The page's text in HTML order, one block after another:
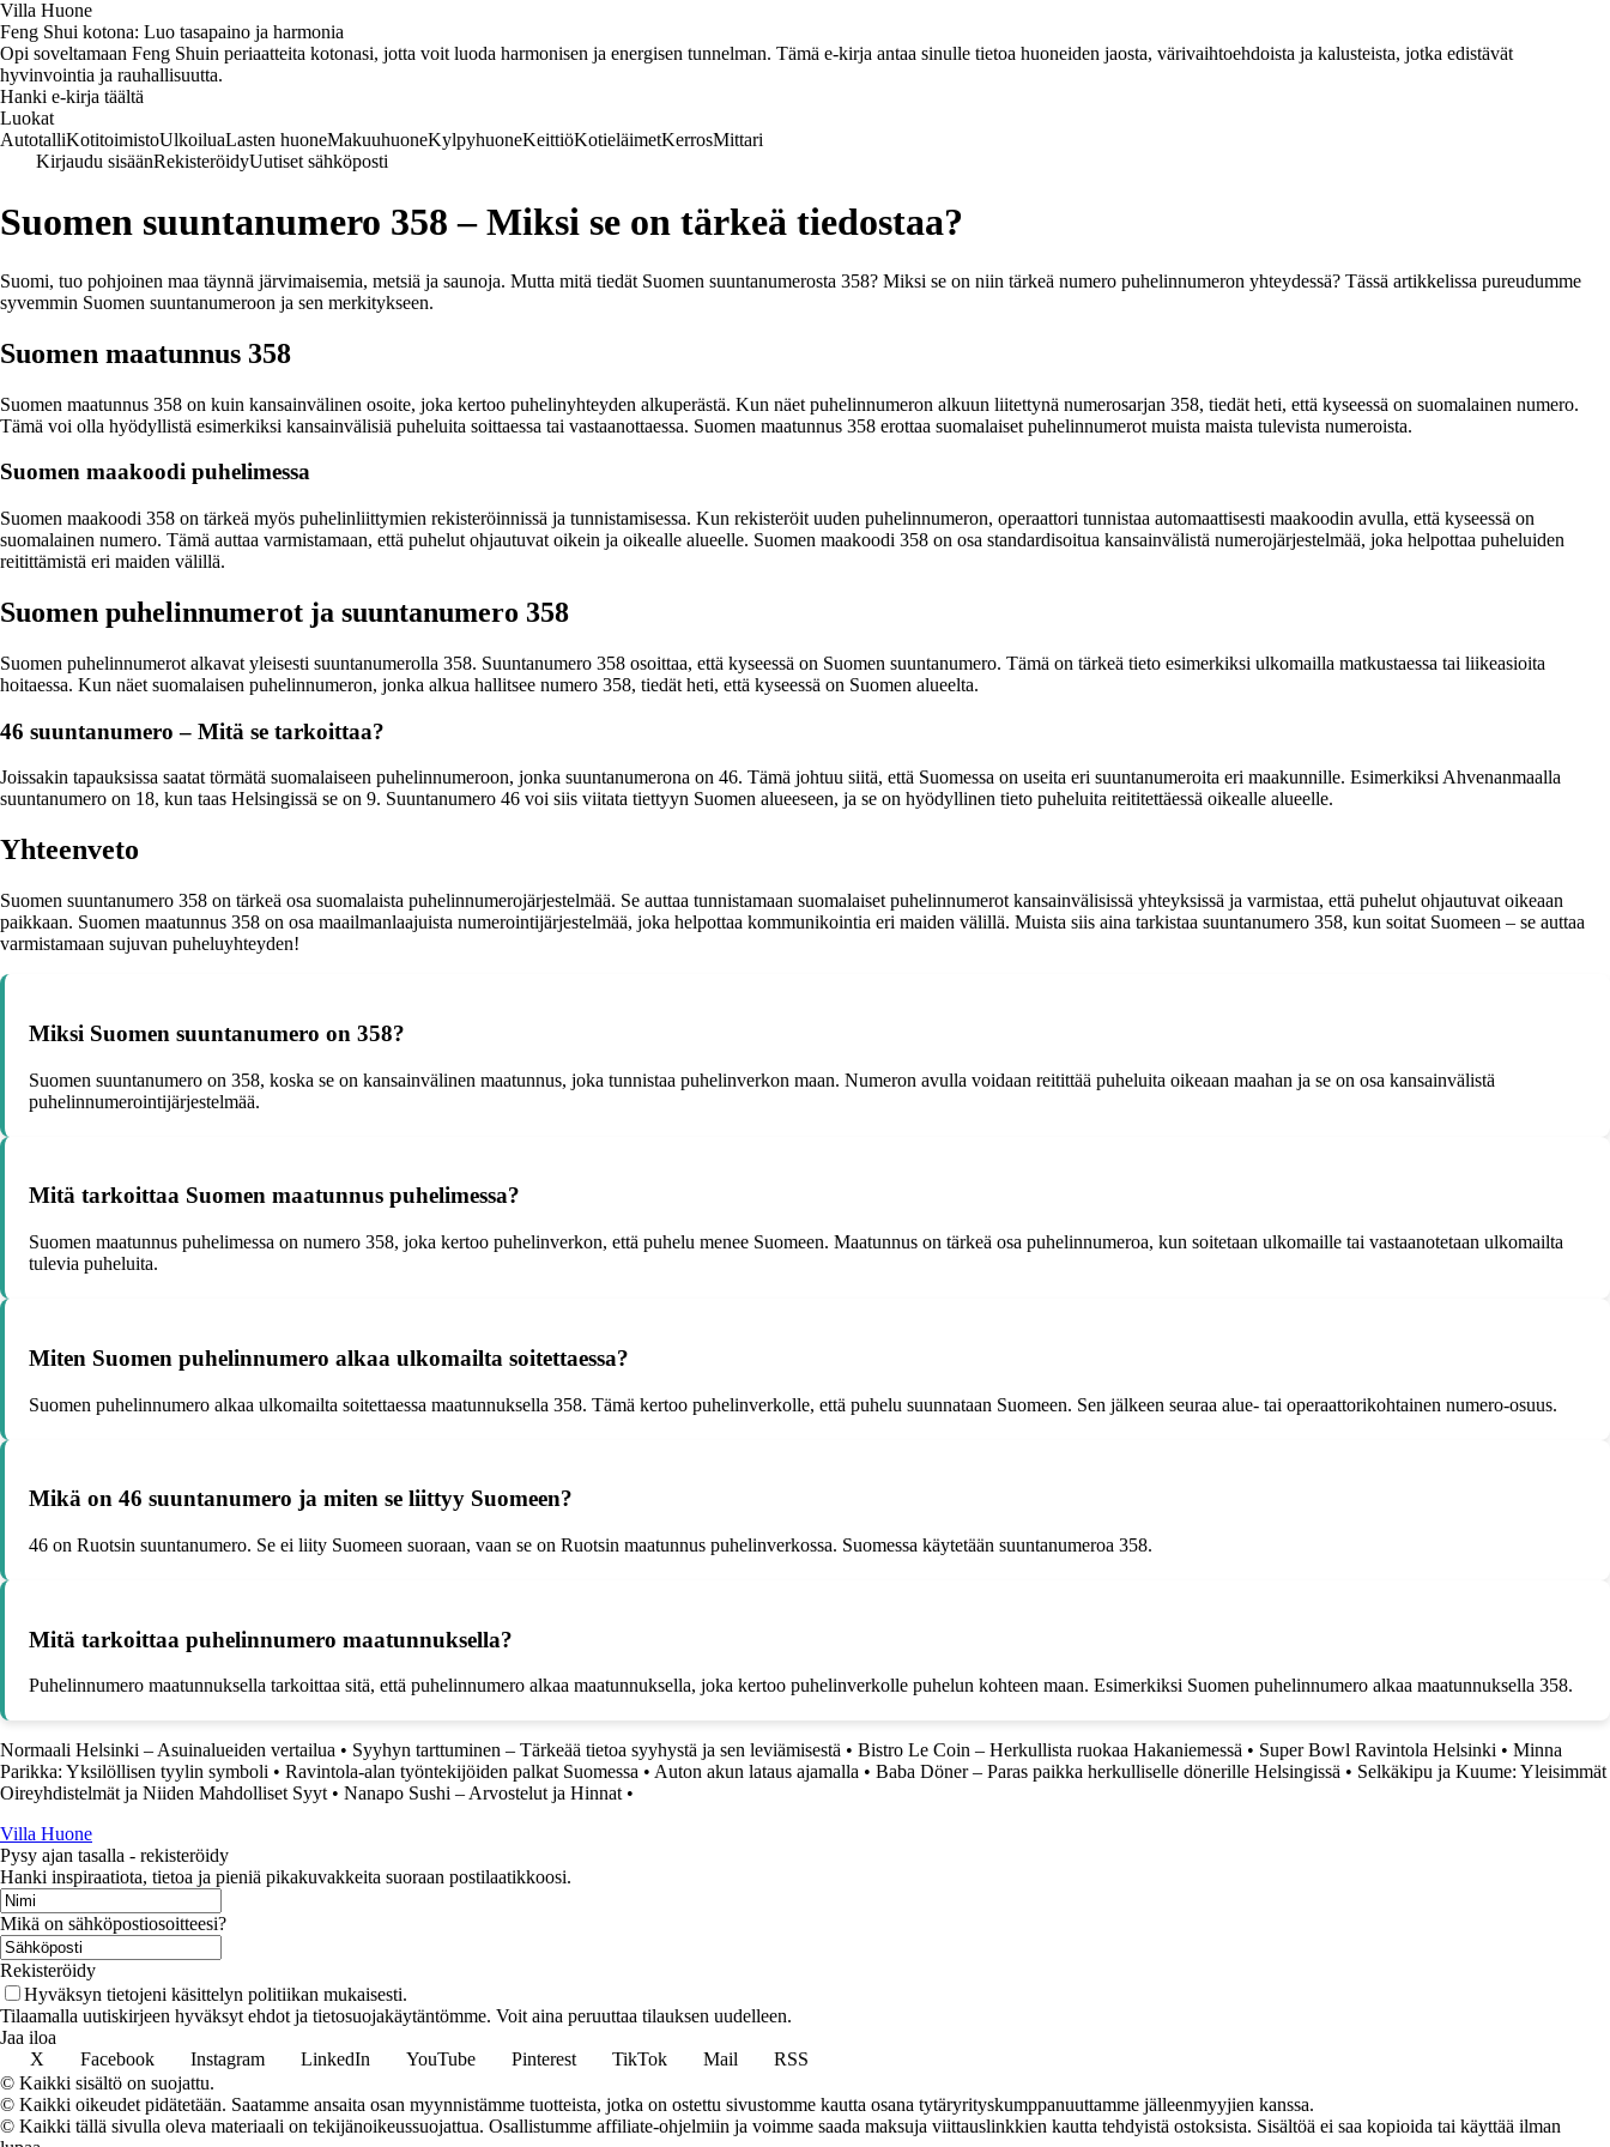
Villa Huone
Feng Shui kotona: Luo tasapaino ja harmonia
Opi soveltamaan Feng Shuin periaatteita kotonasi, jotta voit luoda harmonisen ja energisen tunnelman. Tämä e-kirja antaa sinulle tietoa huoneiden jaosta, värivaihtoehdoista ja kalusteista, jotka edistävät
hyvinvointia ja rauhallisuutta.
Hanki e-kirja täältä
Luokat
AutotalliKotitoimistoUlkoiluaLasten huoneMakuuhuoneKylpyhuoneKeittiöKotieläimetKerrosMittari
Kirjaudu sisäänRekisteröidyUutiset sähköposti
Suomen suuntanumero 358 – Miksi se on tärkeä tiedostaa?
Suomi, tuo pohjoinen maa täynnä järvimaisemia, metsiä ja saunoja. Mutta mitä tiedät Suomen suuntanumerosta 358? Miksi se on niin tärkeä numero puhelinnumeron yhteydessä? Tässä artikkelissa pureudumme
syvemmin Suomen suuntanumeroon ja sen merkitykseen.
Suomen maatunnus 358
Suomen maatunnus 358 on kuin kansainvälinen osoite, joka kertoo puhelinyhteyden alkuperästä. Kun näet puhelinnumeron alkuun liitettynä numerosarjan 358, tiedät heti, että kyseessä on suomalainen numero.
Tämä voi olla hyödyllistä esimerkiksi kansainvälisiä puheluita soittaessa tai vastaanottaessa. Suomen maatunnus 358 erottaa suomalaiset puhelinnumerot muista maista tulevista numeroista.
Suomen maakoodi puhelimessa
Suomen maakoodi 358 on tärkeä myös puhelinliittymien rekisteröinnissä ja tunnistamisessa. Kun rekisteröit uuden puhelinnumeron, operaattori tunnistaa automaattisesti maakoodin avulla, että kyseessä on
suomalainen numero. Tämä auttaa varmistamaan, että puhelut ohjautuvat oikein ja oikealle alueelle. Suomen maakoodi 358 on osa standardisoitua kansainvälistä numerojärjestelmää, joka helpottaa puheluiden
reitittämistä eri maiden välillä.
Suomen puhelinnumerot ja suuntanumero 358
Suomen puhelinnumerot alkavat yleisesti suuntanumerolla 358. Suuntanumero 358 osoittaa, että kyseessä on Suomen suuntanumero. Tämä on tärkeä tieto esimerkiksi ulkomailla matkustaessa tai liikeasioita
hoitaessa. Kun näet suomalaisen puhelinnumeron, jonka alkua hallitsee numero 358, tiedät heti, että kyseessä on Suomen alueelta.
46 suuntanumero – Mitä se tarkoittaa?
Joissakin tapauksissa saatat törmätä suomalaiseen puhelinnumeroon, jonka suuntanumerona on 46. Tämä johtuu siitä, että Suomessa on useita eri suuntanumeroita eri maakunnille. Esimerkiksi Ahvenanmaalla
suuntanumero on 18, kun taas Helsingissä se on 9. Suuntanumero 46 voi siis viitata tiettyyn Suomen alueeseen, ja se on hyödyllinen tieto puheluita reititettäessä oikealle alueelle.
Yhteenveto
Suomen suuntanumero 358 on tärkeä osa suomalaista puhelinnumerojärjestelmää. Se auttaa tunnistamaan suomalaiset puhelinnumerot kansainvälisissä yhteyksissä ja varmistaa, että puhelut ohjautuvat oikeaan
paikkaan. Suomen maatunnus 358 on osa maailmanlaajuista numerointijärjestelmää, joka helpottaa kommunikointia eri maiden välillä. Muista siis aina tarkistaa suuntanumero 358, kun soitat Suomeen – se auttaa
varmistamaan sujuvan puheluyhteyden!
Miksi Suomen suuntanumero on 358?
Suomen suuntanumero on 358, koska se on kansainvälinen maatunnus, joka tunnistaa puhelinverkon maan. Numeron avulla voidaan reitittää puheluita oikeaan maahan ja se on osa kansainvälistä
puhelinnumerointijärjestelmää.
Mitä tarkoittaa Suomen maatunnus puhelimessa?
Suomen maatunnus puhelimessa on numero 358, joka kertoo puhelinverkon, että puhelu menee Suomeen. Maatunnus on tärkeä osa puhelinnumeroa, kun soitetaan ulkomaille tai vastaanotetaan ulkomailta
tulevia puheluita.
Miten Suomen puhelinnumero alkaa ulkomailta soitettaessa?
Suomen puhelinnumero alkaa ulkomailta soitettaessa maatunnuksella 358. Tämä kertoo puhelinverkolle, että puhelu suunnataan Suomeen. Sen jälkeen seuraa alue- tai operaattorikohtainen numero-osuus.
Mikä on 46 suuntanumero ja miten se liittyy Suomeen?
46 on Ruotsin suuntanumero. Se ei liity Suomeen suoraan, vaan se on Ruotsin maatunnus puhelinverkossa. Suomessa käytetään suuntanumeroa 358.
Mitä tarkoittaa puhelinnumero maatunnuksella?
Puhelinnumero maatunnuksella tarkoittaa sitä, että puhelinnumero alkaa maatunnuksella, joka kertoo puhelinverkolle puhelun kohteen maan. Esimerkiksi Suomen puhelinnumero alkaa maatunnuksella 358.
Normaali Helsinki – Asuinalueiden vertailua • Syyhyn tarttuminen – Tärkeää tietoa syyhystä ja sen leviämisestä • Bistro Le Coin – Herkullista ruokaa Hakaniemessä • Super Bowl Ravintola Helsinki • Minna
Parikka: Yksilöllisen tyylin symboli • Ravintola-alan työntekijöiden palkat Suomessa • Auton akun lataus ajamalla • Baba Döner – Paras paikka herkulliselle dönerille Helsingissä • Selkäkipu ja Kuume: Yleisimmät
Oireyhdistelmät ja Niiden Mahdolliset Syyt • Nanapo Sushi – Arvostelut ja Hinnat •
Villa Huone
Pysy ajan tasalla - rekisteröidy
Hanki inspiraatiota, tietoa ja pieniä pikakuvakkeita suoraan postilaatikkoosi.
Mikä on sähköpostiosoitteesi?
Rekisteröidy
Hyväksyn tietojeni käsittelyn politiikan mukaisesti.
Tilaamalla uutiskirjeen hyväksyt ehdot ja tietosuojakäytäntömme. Voit aina peruuttaa tilauksen uudelleen.
Jaa iloa
X
Facebook Instagram LinkedIn YouTube Pinterest TikTok Mail
RSS
© Kaikki sisältö on suojattu.
© Kaikki oikeudet pidätetään. Saatamme ansaita osan myynnistämme tuotteista, jotka on ostettu sivustomme kautta osana tytäryrityskumppanuuttamme jälleenmyyjien kanssa.
© Kaikki tällä sivulla oleva materiaali on tekijänoikeussuojattua. Osallistumme affiliate-ohjelmiin ja voimme saada maksuja viittauslinkkien kautta tehdyistä ostoksista. Sisältöä ei saa kopioida tai käyttää ilman